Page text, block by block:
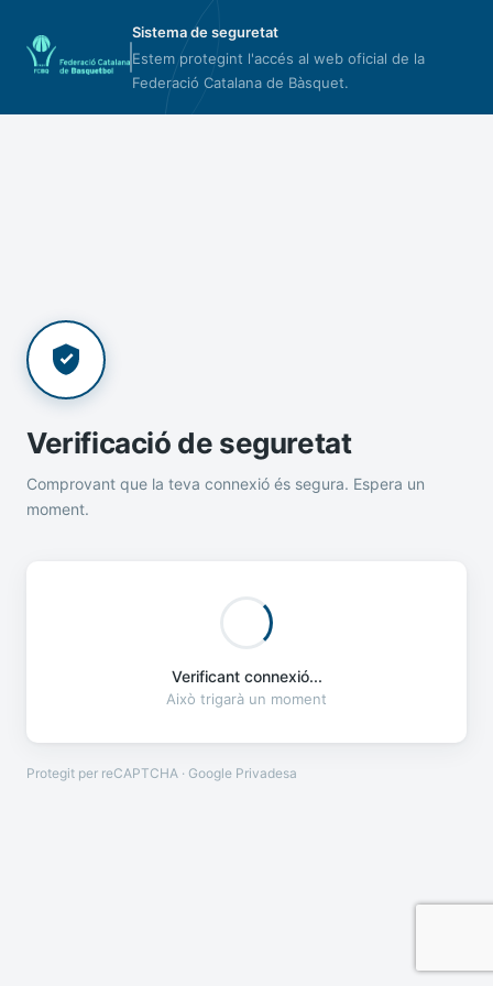
Sistema de seguretat
Estem protegint l'accés al web oficial de la
Federació Catalana de Bàsquet.
Verificació de seguretat
Comprovant que la teva connexió és segura. Espera un
moment.
Verificant connexió...
Això trigarà un moment
Protegit per reCAPTCHA · Google Privadesa